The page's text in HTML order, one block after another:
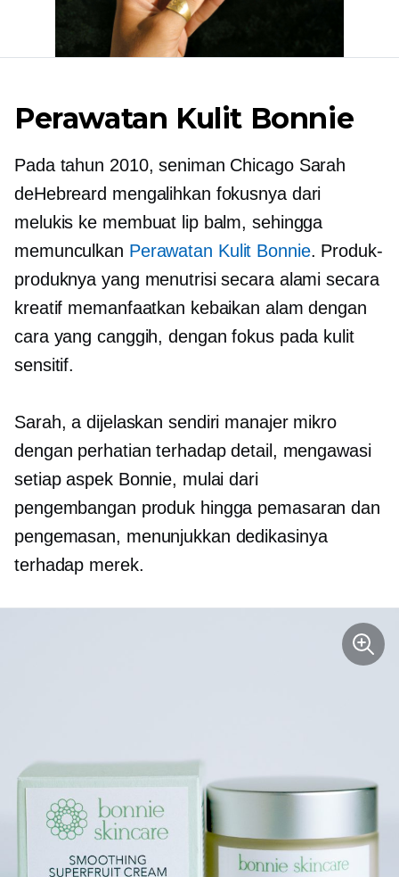
Perawatan Kulit Bonnie
Pada tahun 2010, seniman Chicago Sarah
deHebreard mengalihkan fokusnya dari
melukis ke membuat lip balm, sehingga
memunculkan Perawatan Kulit Bonnie. Produk-
produknya yang menutrisi secara alami secara
kreatif memanfaatkan kebaikan alam dengan
cara yang canggih, dengan fokus pada kulit
sensitif.
Sarah, adijelaskan sendiri manajer mikro
dengan perhatian terhadap detail, mengawasi
setiap aspek Bonnie, mulai dari
pengembangan produk hingga pemasaran dan
pengemasan, menunjukkan dedikasinya
terhadap merek.